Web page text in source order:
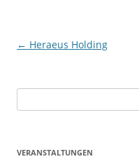
Beitragsnavigation
← Heraeus Holding
nach:
VERANSTALTUNGEN